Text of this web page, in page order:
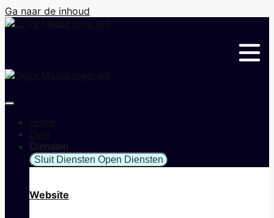
Ga naar de inhoud
Diensten
Sluit Diensten Open Diensten
Website